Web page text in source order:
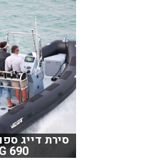
690